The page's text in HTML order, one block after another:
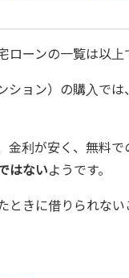
ローンの一覧は以上
ション）の購入で
金利が安く、無料で
はないようです。
ときに借りられな